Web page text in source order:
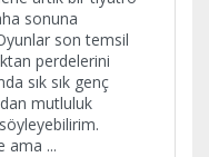
sonuna
son temsil
perdelerini
sık sık genç
mutluluk
ama ...